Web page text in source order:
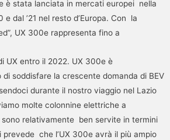
è stata lanciata in mercati europei nella
dal ’21 nel resto d’Europa. Con la
UX 300e rappresenta fino a
UX entro il 2022. UX 300e è
soddisfare la crescente domanda di BEV
durante il nostro viaggio nel Lazio
molte colonnine elettriche a
sono relativamente ben servite in termini
prevede che l’UX 300e avrà il più ampio